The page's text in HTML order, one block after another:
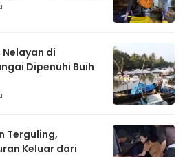
di
Dipenuhi Buih
Terguling,
Keluar dari